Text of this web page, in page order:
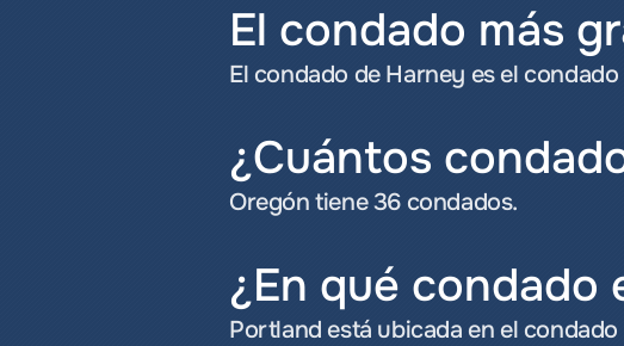
El condado más
El condado de Harney es el
¿Cuántos
Oregón tiene 36 condados.
¿En qué condado
Portland está ubicada en el